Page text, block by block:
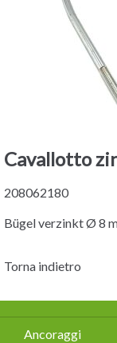
Cavallotto
208062180
Bügel verzinkt Ø 8
Torna indietro
Salta
la
Ancoraggi